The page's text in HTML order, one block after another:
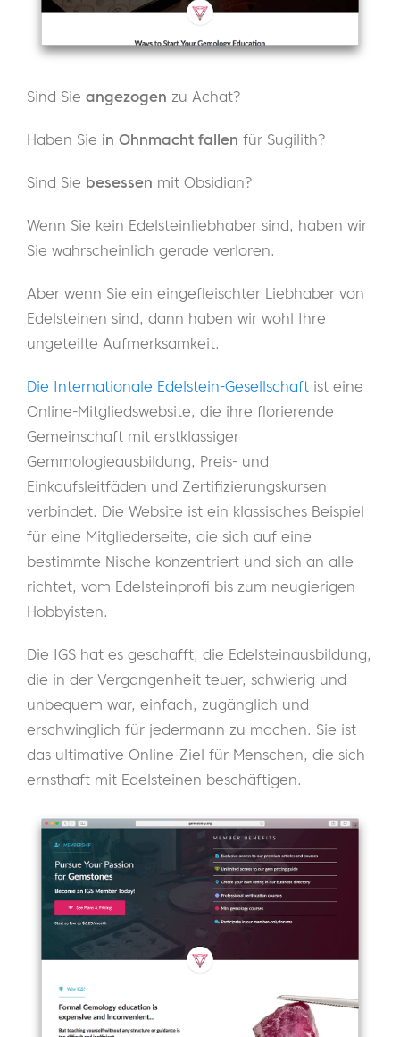
Sind Sie angezogen zu Achat?
Haben Sie in Ohnmacht fallen für Sugilith?
Sind Sie besessen mit Obsidian?
Wenn Sie kein Edelsteinliebhaber sind, haben wir
Sie wahrscheinlich gerade verloren.
Aber wenn Sie ein eingefleischter Liebhaber von
Edelsteinen sind, dann haben wir wohl Ihre
ungeteilte Aufmerksamkeit.
Die Internationale Edelstein-Gesellschaft ist eine
Online-Mitgliedswebsite, die ihre florierende
Gemeinschaft mit erstklassiger
Gemmologieausbildung, Preis- und
Einkaufsleitfäden und Zertifizierungskursen
verbindet. Die Website ist ein klassisches Beispiel
für eine Mitgliederseite, die sich auf eine
bestimmte Nische konzentriert und sich an alle
richtet, vom Edelsteinprofi bis zum neugierigen
Hobbyisten.
Die IGS hat es geschafft, die Edelsteinausbildung,
die in der Vergangenheit teuer, schwierig und
unbequem war, einfach, zugänglich und
erschwinglich für jedermann zu machen. Sie ist
das ultimative Online-Ziel für Menschen, die sich
ernsthaft mit Edelsteinen beschäftigen.